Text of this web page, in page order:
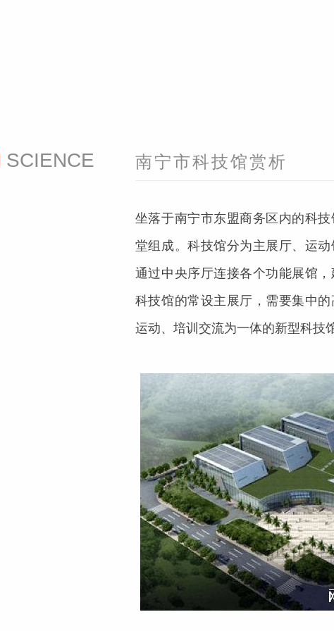
SCIENCE
南宁市科技馆赏析
坐落于南宁市东盟商务区内的科
堂组成。科技馆分为主展厅、运
通过中央序厅连接各个功能展馆
科技馆的常设主展厅，需要集中
运动、培训交流为一体的新型科技